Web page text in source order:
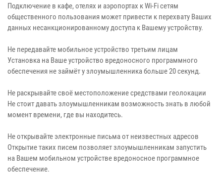
Подключение в кафе, отелях и аэропортах к Wi-Fi сетям
общественного пользования может привести к перехвату Ваших
данных несанкционированному доступа к Вашему устройству.
Не передавайте мобильное устройство третьим лицам
Установка на Ваше устройство вредоносного программного
обеспечения не займёт у злоумышленника больше 20 секунд.
Не раскрывайте своё местоположение средствами геолокации
Не стоит давать злоумышленникам возможность знать в любой
момент времени, где вы находитесь.
Не открывайте электронные письма от неизвестных адресов
Открытие таких писем позволяет злоумышленникам запустить
на Вашем мобильном устройстве вредоносное программное
обеспечение.